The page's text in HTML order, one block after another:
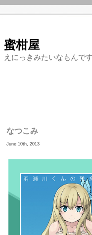
蜜柑屋
えにっきみたいなもんです
なつこみ
June 10th, 2013